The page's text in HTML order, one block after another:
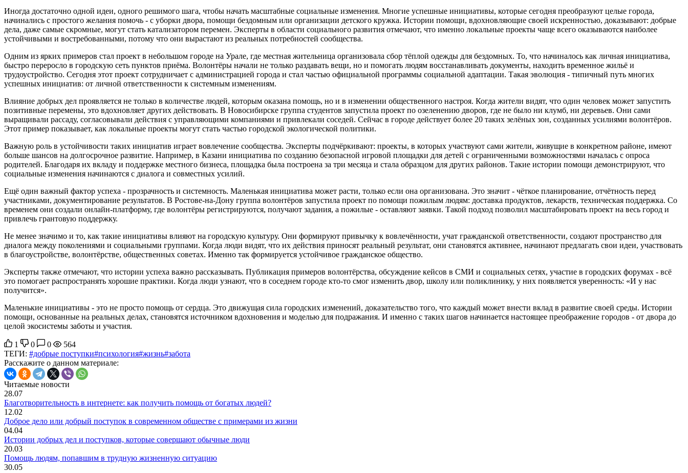
Иногда достаточно одной идеи, одного решимого шага, чтобы начать масштабные социальные изменения. Многие успешные инициативы, которые сегодня преобразуют целые города,
начинались с простого желания помочь - с уборки двора, помощи бездомным или организации детского кружка. Истории помощи, вдохновляющие своей искренностью, доказывают: добрые
дела, даже самые скромные, могут стать катализатором перемен. Эксперты в области социального развития отмечают, что именно локальные проекты чаще всего оказываются наиболее
устойчивыми и востребованными, потому что они вырастают из реальных потребностей сообщества.
Одним из ярких примеров стал проект в небольшом городе на Урале, где местная жительница организовала сбор тёплой одежды для бездомных. То, что начиналось как личная инициатива,
быстро переросло в городскую сеть пунктов приёма. Волонтёры начали не только раздавать вещи, но и помогать людям восстанавливать документы, находить временное жильё и
трудоустройство. Сегодня этот проект сотрудничает с администрацией города и стал частью официальной программы социальной адаптации. Такая эволюция - типичный путь многих
успешных инициатив: от личной ответственности к системным изменениям.
Влияние добрых дел проявляется не только в количестве людей, которым оказана помощь, но и в изменении общественного настроя. Когда жители видят, что один человек может запустить
позитивные перемены, это вдохновляет других действовать. В Новосибирске группа студентов запустила проект по озеленению дворов, где не было ни клумб, ни деревьев. Они сами
выращивали рассаду, согласовывали действия с управляющими компаниями и привлекали соседей. Сейчас в городе действует более 20 таких зелёных зон, созданных усилиями волонтёров.
Этот пример показывает, как локальные проекты могут стать частью городской экологической политики.
Важную роль в устойчивости таких инициатив играет вовлечение сообщества. Эксперты подчёркивают: проекты, в которых участвуют сами жители, живущие в конкретном районе, имеют
больше шансов на долгосрочное развитие. Например, в Казани инициатива по созданию безопасной игровой площадки для детей с ограниченными возможностями началась с опроса
родителей. Благодаря их вкладу и поддержке местного бизнеса, площадка была построена за три месяца и стала образцом для других районов. Такие истории помощи демонстрируют, что
социальные изменения начинаются с диалога и совместных усилий.
Ещё один важный фактор успеха - прозрачность и системность. Маленькая инициатива может расти, только если она организована. Это значит - чёткое планирование, отчётность перед
участниками, документирование результатов. В Ростове-на-Дону группа волонтёров запустила проект по помощи пожилым людям: доставка продуктов, лекарств, техническая поддержка. Со
временем они создали онлайн-платформу, где волонтёры регистрируются, получают задания, а пожилые - оставляют заявки. Такой подход позволил масштабировать проект на весь город и
привлечь грантовую поддержку.
Не менее значимо и то, как такие инициативы влияют на городскую культуру. Они формируют привычку к вовлечённости, учат гражданской ответственности, создают пространство для
диалога между поколениями и социальными группами. Когда люди видят, что их действия приносят реальный результат, они становятся активнее, начинают предлагать свои идеи, участвовать
в благоустройстве, волонтёрстве, общественных советах. Именно так формируется устойчивое гражданское общество.
Эксперты также отмечают, что истории успеха важно рассказывать. Публикация примеров волонтёрства, обсуждение кейсов в СМИ и социальных сетях, участие в городских форумах - всё
это помогает распространять хорошие практики. Когда люди узнают, что в соседнем городе кто-то смог изменить двор, школу или поликлинику, у них появляется уверенность: «И у нас
получится».
Маленькие инициативы - это не просто помощь от сердца. Это движущая сила городских изменений, доказательство того, что каждый может внести вклад в развитие своей среды. Истории
помощи, основанные на реальных делах, становятся источником вдохновения и моделью для подражания. И именно с таких шагов начинается настоящее преображение городов - от двора до
целой экосистемы заботы и участия.
1 0 0
564
ТЕГИ: #добрые поступки#психология#жизнь#забота
Расскажите о данном материале:
Читаемые новости
28.07
Благотворительность в интернете: как получить помощь от богатых людей?
12.02
Доброе дело или добрый поступок в современном обществе с примерами из жизни
04.04
Истории добрых дел и поступков, которые совершают обычные люди
20.03
Помощь людям, попавшим в трудную жизненную ситуацию
30.05